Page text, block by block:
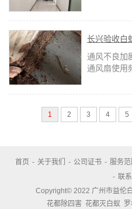
长兴验收
原因
通风不良加
通风扇使用
1 2 3 4 5
首页 - 关于我们 - 公司证书 - 服务范
- 联系
Copyright© 2022 广州市益伦
花都除四害 花都灭白蚁